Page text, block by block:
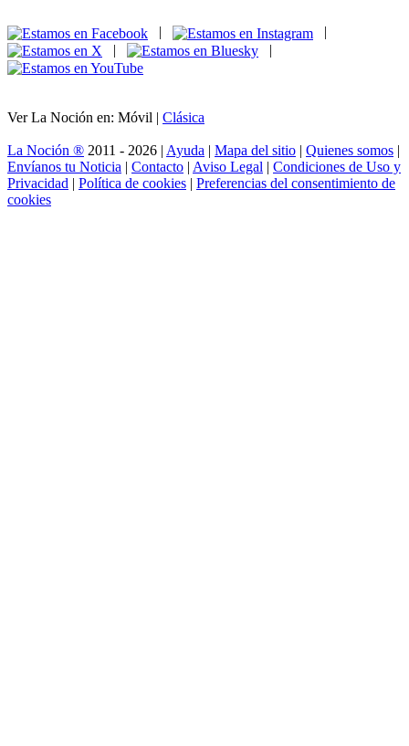
|
|
|
|
Ver La Noción en: Móvil | Clásica
La Noción ® 2011 - 2026 | Ayuda | Mapa del sitio | Quienes somos |
Envíanos tu Noticia | Contacto | Aviso Legal | Condiciones de Uso y
Privacidad | Política de cookies | Preferencias del consentimiento de
cookies